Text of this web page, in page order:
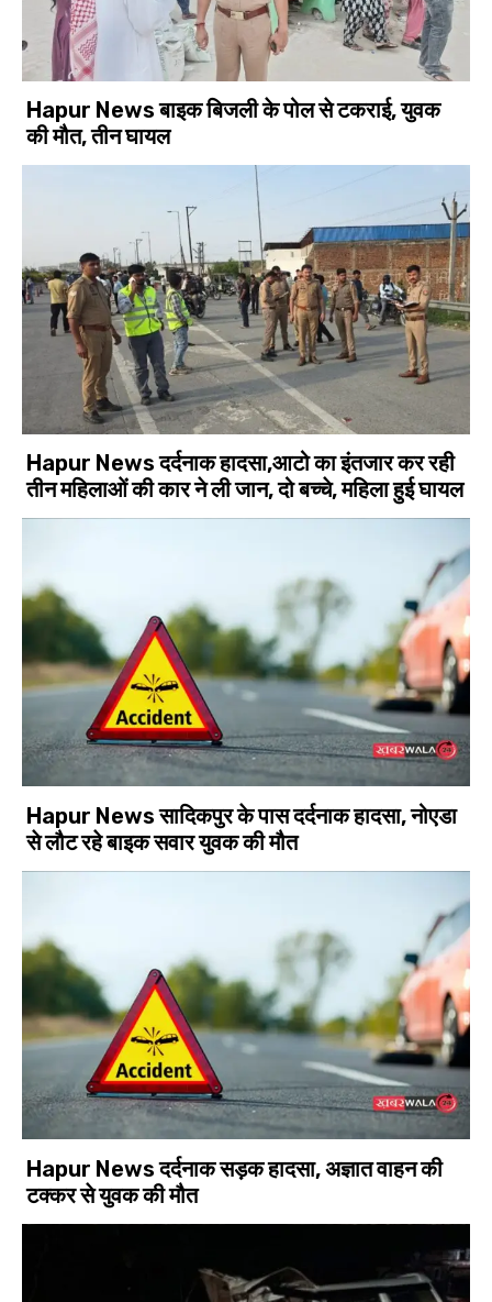
Hapur News बाइक बिजली के पोल से टकराई, युवक
की मौत, तीन घायल
Hapur News दर्दनाक हादसा,आटो का इंतजार कर रही
तीन महिलाओं की कार ने ली जान, दो बच्चे, महिला हुई घायल
Hapur News सादिकपुर के पास दर्दनाक हादसा, नोएडा
से लौट रहे बाइक सवार युवक की मौत
Hapur News दर्दनाक सड़क हादसा, अज्ञात वाहन की
टक्कर से युवक की मौत